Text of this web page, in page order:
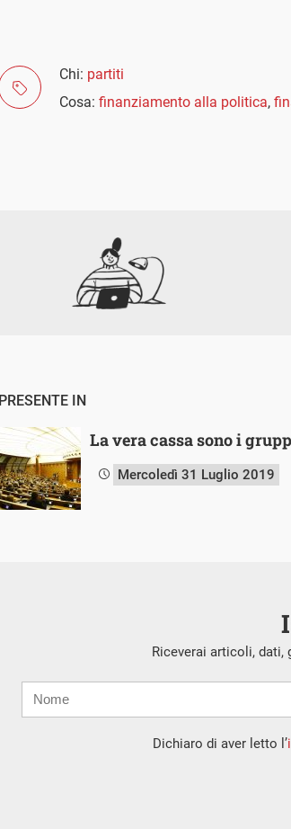
Chi: partiti
Cosa: finanziamento alla politica,
PRESENTE IN
La vera cassa sono i
Mercoledì 31 Luglio 2019
Riceverai articoli,
mail
Dichiaro di aver letto l’